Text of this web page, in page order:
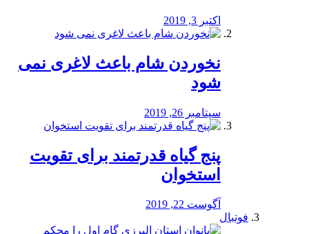
اکتبر 3, 2019
نخوردن شام باعث لاغری نمی
‌شود
سپتامبر 26, 2019
پنج گیاه قدرتمند برای تقویت
استخوان
آگوست 22, 2019
فوتبال